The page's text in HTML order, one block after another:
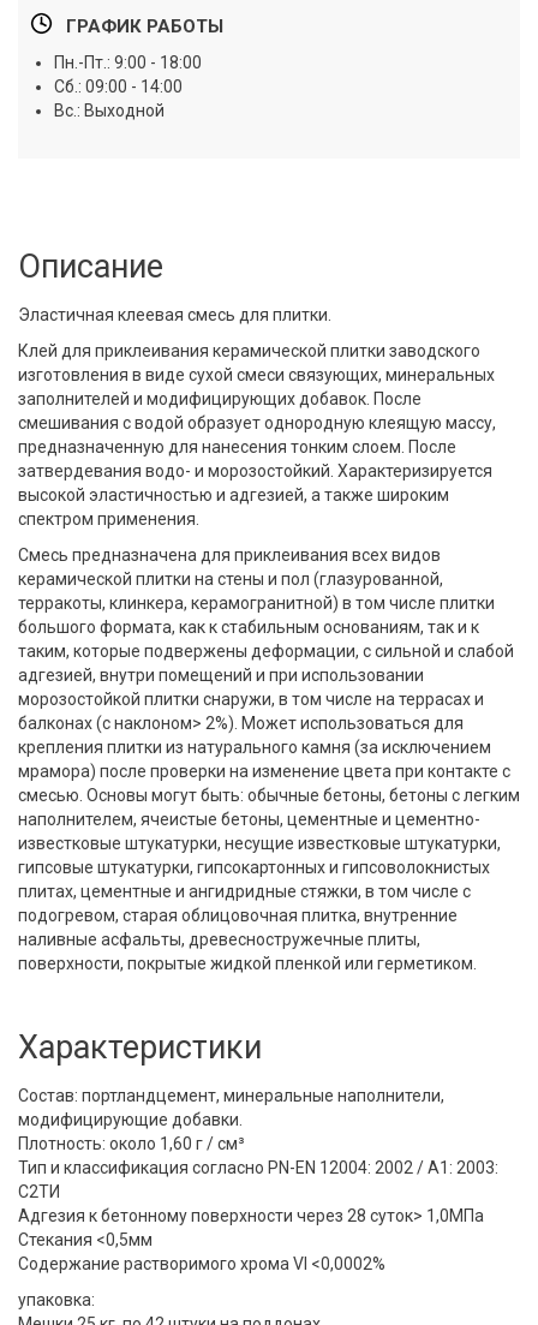
ГРАФИК РАБОТЫ
Пн.-Пт.: 9:00 - 18:00
Сб.: 09:00 - 14:00
Вс.: Выходной
Описание
Эластичная клеевая смесь для плитки.
Клей для приклеивания керамической плитки заводского
изготовления в виде сухой смеси связующих, минеральных
заполнителей и модифицирующих добавок. После
смешивания с водой образует однородную клеящую массу,
предназначенную для нанесения тонким слоем. После
затвердевания водо- и морозостойкий. Характеризируется
высокой эластичностью и адгезией, а также широким
спектром применения.
Смесь предназначена для приклеивания всех видов
керамической плитки на стены и пол (глазурованной,
терракоты, клинкера, керамогранитной) в том числе плитки
большого формата, как к стабильным основаниям, так и к
таким, которые подвержены деформации, с сильной и слабой
адгезией, внутри помещений и при использовании
морозостойкой плитки снаружи, в том числе на террасах и
балконах (с наклоном> 2%). Может использоваться для
крепления плитки из натурального камня (за исключением
мрамора) после проверки на изменение цвета при контакте с
смесью. Основы могут быть: обычные бетоны, бетоны с легким
наполнителем, ячеистые бетоны, цементные и цементно-
известковые штукатурки, несущие известковые штукатурки,
гипсовые штукатурки, гипсокартонных и гипсоволокнистых
плитах, цементные и ангидридные стяжки, в том числе с
подогревом, старая облицовочная плитка, внутренние
наливные асфальты, древесностружечные плиты,
поверхности, покрытые жидкой пленкой или герметиком.
Характеристики
Состав: портландцемент, минеральные наполнители,
модифицирующие добавки.
Плотность: около 1,60 г / см³
Тип и классификация согласно PN-EN 12004: 2002 / A1: 2003:
С2ТИ
Адгезия к бетонному поверхности через 28 суток> 1,0МПа
Стекания <0,5мм
Содержание растворимого хрома VI <0,0002%
упаковка: